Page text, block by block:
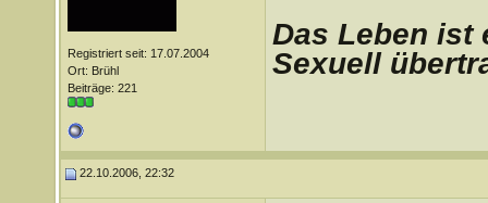
Registriert seit: 17.07.2004
Ort: Brühl
Beiträge: 221
Das Leben ist
Sexuell
22.10.2006, 22:32